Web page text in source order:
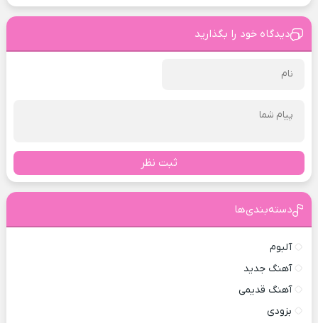
دیدگاه خود را بگذارید
ثبت نظر
دسته‌بندی‌ها
آلبوم
آهنگ جدید
آهنگ قدیمی
بزودی